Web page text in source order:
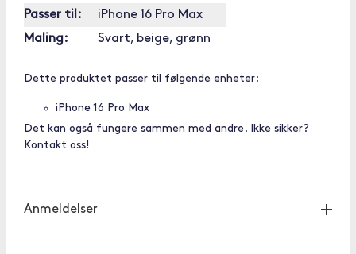
Passer til:
iPhone 16 Pro Max
Maling:
Svart, beige, grønn
Dette produktet passer til følgende enheter:
iPhone 16 Pro Max
Det kan også fungere sammen med andre. Ikke sikker?
Kontakt oss!
Anmeldelser